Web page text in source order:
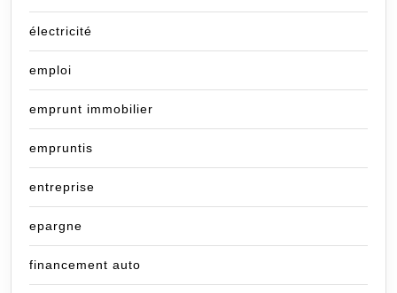
électricité
emploi
emprunt immobilier
empruntis
entreprise
epargne
financement auto